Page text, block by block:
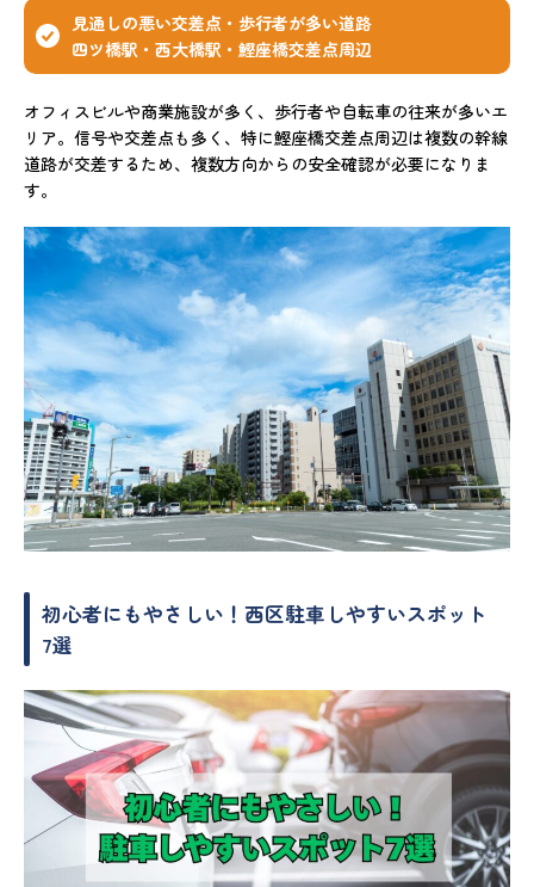
見通しの悪い交差点・歩行者が多い道路
四ツ橋駅・西大橋駅・鰹座橋交差点周辺
オフィスビルや商業施設が多く、歩行者や自転車の往来が多いエ
リア。信号や交差点も多く、特に鰹座橋交差点周辺は複数の幹線
道路が交差するため、複数方向からの安全確認が必要になりま
す。
初心者にもやさしい！西区駐車しやすいスポット
7選